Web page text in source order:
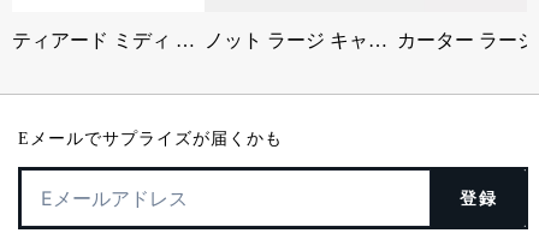
ティアード ミディ ドレス ノット ラージ キャリーオール
Eメールでサプライズが届くかも
登録